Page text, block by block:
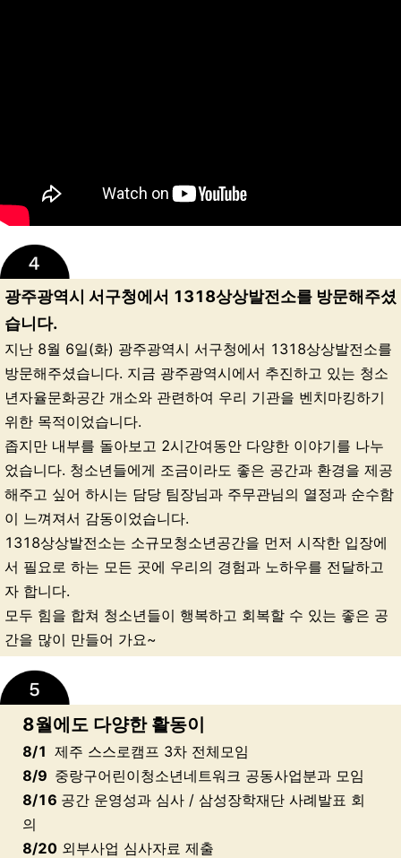
광주광역시 서구청에서 1318상상발전소를 방문해주셨
습니다.
지난 8월 6일(화) 광주광역시 서구청에서 1318상상발전소를
방문해주셨습니다. 지금 광주광역시에서 추진하고 있는 청소
년자율문화공간 개소와 관련하여 우리 기관을 벤치마킹하기
위한 목적이었습니다.
좁지만 내부를 돌아보고 2시간여동안 다양한 이야기를 나누
었습니다. 청소년들에게 조금이라도 좋은 공간과 환경을 제공
해주고 싶어 하시는 담당 팀장님과 주무관님의 열정과 순수함
이 느껴져서 감동이었습니다.
1318상상발전소는 소규모청소년공간을 먼저 시작한 입장에
서 필요로 하는 모든 곳에 우리의 경험과 노하우를 전달하고
자 합니다.
모두 힘을 합쳐 청소년들이 행복하고 회복할 수 있는 좋은 공
간을 많이 만들어 가요~
8월에도 다양한 활동이
8/1 제주 스스로캠프 3차 전체모임
8/9 중랑구어린이청소년네트워크 공동사업분과 모임
8/16 공간 운영성과 심사 / 삼성장학재단 사례발표 회
의
8/20 외부사업 심사자료 제출